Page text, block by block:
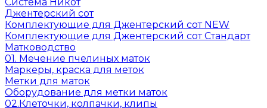
Джентерский сот
Комплектующие для Джентерский сот NEW
Комплектующие для Джентерский сот Стандарт
Матководство
01. Мечение пчелиных маток
Маркеры, краска для меток
Метки для маток
Оборудование для метки маток
02.Клеточки, колпачки, клипы